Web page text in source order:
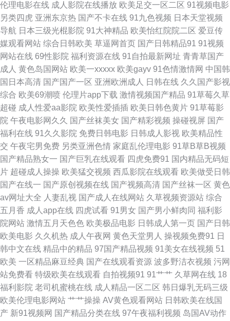
www91豆花 福利视频导航大全 激情五月天宗合 欧美成人AB 色穴穴网 亚洲
喷水 91视频在线网站 www性福导航 国产精品电影 久久国产网站 日本女V素
人妻 午夜操逼剧场 69福利社一区 WWW俺去也 国产ts性爱观看 久草福利精
品 国产干逼的 亚洲国产777 www老司机 国产一二类视频 久久综合13p 欧美
在线视频99 熟妇国产免费一区 91小视频网址 超碰免费97 国产综合11p 狼友
成人在线 日本三级网站 亚洲一区综合 97超碰青青 成人五月花 国产三级小视
频 免费在线观看91 日韩一二飞 在线资源a ass国产 福利网址导航在线 久热
伊人 色色影院1区2区 伊人影视久久 97午夜剧场场 超碰在线导航 极品毛片
日韩AV一区 亚洲欧美另类综合 91做爱网站 国产浮力影院限制 另类av磁力
日韩在线色网 香蕉apk 97超碰在线视 国产ts片网址 久久先锋视频 日本电影
一级黄 亚州三级视频 91福利资源 福利网导航 久久青青无码 人妻乱艹艹 五
月激情爽片 91大神影音 传媒福利电影 精品一区日韩 欧美另类群交 熟女久草
伦理电影在线 成人影院在线播放 欧美足交一区二区 91视频电影
另类四虎 亚洲东京热 国产不卡在线 91九色视频 日本天堂视频
导航 日本三级光棍影院 91大神精品 欧美怡红院院二区 爱豆传
媒观看网站 综合日韩欧美 草逼网首页 国产日韩精品91 91视频
网站在线 69性影院 福利资源在线 91自拍最新网址 青青草国产
成人 黄色岛国网站 欧美一xxxxx 欧美gayv 91色情激情网 中国韩
国日本高清 国产国产一区 亚洲欧洲成人 日韩在线 久久国产影视
综合 欧美69潮喷 伦理片app下载 激情视频国产精品 91草莓久草
超碰 成人性爱aa影院 欧美性爱插插 欧美日韩色黄片 91草莓影
院 午夜电影网久久 国产丝袜美女 国产精彩视频 操碰视屏 国产
福利在线 91久久影院 免费日韩电影 日韩成人影视 欧美精品性
交 午夜宅男免费 另类亚洲色情 家庭乱伦理电影 91草B草B视频
国产精品熟女一 国产巨乳在线观看 四虎免费91 国内精品无码短
片 超碰成人操操 欧美猛交视频 西瓜影院在线观看 欧美做受日韩
国产在线一 国产原创视频在线 国产视频高清 国产丝袜一区 黄色
av网址大全 人妻乱视 国产成人在线网站 久草视频资源站 综合
五月香 成人app在线 四虎试看 91男女 国产男小鲜肉同 福利影
院网站 激情五月天色色 欧美极品电影 日韩成人第一页 国产日韩
欧美电影 久久机热 成人午夜网 黄色天堂男人 操视频免费91 日
韩中文在线 精品中的精品 97国产精品视频 91美女在线视频 51
欧美 一区精品麻豆经典 国产在线观看资源 波多野洁衣视频 污网
站免费看 特级欧美在线观看 自拍视频91 91艹艹 久草网在线 18
福利影院 老司机蜜桃在线 成人精品一区二区 韩日爆乳无码三级
欧美伦理电影网站 艹艹操操 AV黄色观看网站 日韩欧美在线国
产 新91视频网 国产精品分类在线 97午夜福利视频 岛国AV动作